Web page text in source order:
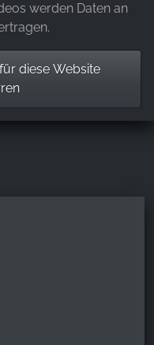
werden Daten an
diese Website